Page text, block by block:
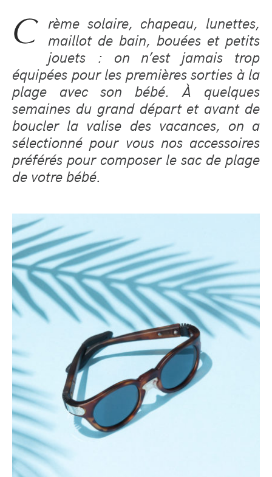
C rème solaire, chapeau, lunettes,
maillot de bain, bouées et petits
jouets : on n’est jamais trop
équipées pour les premières sorties à la
plage avec son bébé. À quelques
semaines du grand départ et avant de
boucler la valise des vacances, on a
sélectionné pour vous nos accessoires
préférés pour composer le sac de plage
de votre bébé.